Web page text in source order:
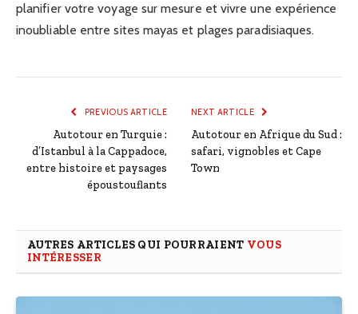
planifier votre voyage sur mesure et vivre une expérience
inoubliable entre sites mayas et plages paradisiaques.
PREVIOUS ARTICLE
Autotour en Turquie :
d’Istanbul à la Cappadoce,
entre histoire et paysages
époustouflants
NEXT ARTICLE
Autotour en Afrique du Sud :
safari, vignobles et Cape
Town
AUTRES ARTICLES QUI POURRAIENT VOUS
INTÉRESSER